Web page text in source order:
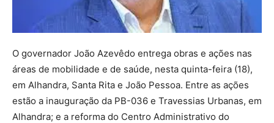
O governador João Azevêdo entrega obras e ações nas
áreas de mobilidade e de saúde, nesta quinta-feira (18),
em Alhandra, Santa Rita e João Pessoa. Entre as ações
estão a inauguração da PB-036 e Travessias Urbanas, em
Alhandra; e a reforma do Centro Administrativo do